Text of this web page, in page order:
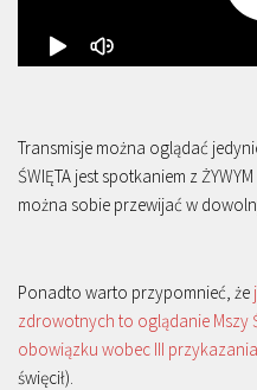
Transmisje można oglądać
ŚWIĘTA jest spotkaniem z
można sobie przewijać w
Ponadto warto przypomnieć, że
zdrowotnych to oglądanie Mszy
obowiązku wobec III przykazania
święcił).